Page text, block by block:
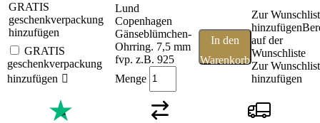
GRATIS
geschenkverpackung
hinzufügen
GRATIS
geschenkverpackung
hinzufügen
Lund
Copenhagen
Gänseblümchen-
Ohrring. 7,5 mm
fvp. z.B. 925
Menge
In den
Warenkorb
Zur
hinzufügen
auf der
Wunschliste
Zur
hinzufügen